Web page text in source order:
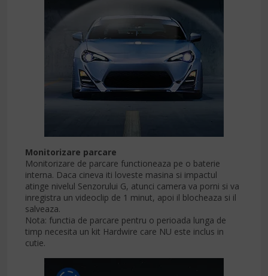
Monitorizare parcare
Monitorizare de parcare functioneaza pe o baterie
interna. Daca cineva iti loveste masina si impactul
atinge nivelul Senzorului G, atunci camera va porni si va
inregistra un videoclip de 1 minut, apoi il blocheaza si il
salveaza.
Nota: functia de parcare pentru o perioada lunga de
timp necesita un kit Hardwire care NU este inclus in
cutie.